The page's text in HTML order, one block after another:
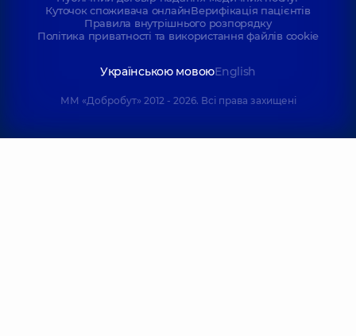
Куточок споживача онлайнВерифікація пацієнтів
Правила внутрішнього розпорядку
Політика приватності та використання файлів cookie
Українською мовоюEnglish
ММ «Добробут» 2012 - 2026. Всі права захищені